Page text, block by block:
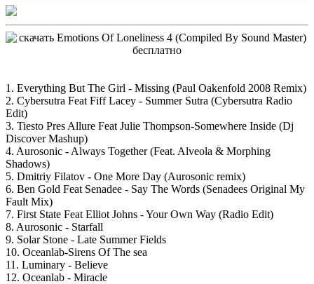
1. Everything But The Girl - Missing (Paul Oakenfold 2008 Remix)
2. Cybersutra Feat Fiff Lacey - Summer Sutra (Cybersutra Radio
Edit)
3. Tiesto Pres Allure Feat Julie Thompson-Somewhere Inside (Dj
Discover Mashup)
4. Aurosonic - Always Together (Feat. Alveola & Morphing
Shadows)
5. Dmitriy Filatov - One More Day (Aurosonic remix)
6. Ben Gold Feat Senadee - Say The Words (Senadees Original My
Fault Mix)
7. First State Feat Elliot Johns - Your Own Way (Radio Edit)
8. Aurosonic - Starfall
9. Solar Stone - Late Summer Fields
10. Oceanlab-Sirens Of The sea
11. Luminary - Believe
12. Oceanlab - Miracle